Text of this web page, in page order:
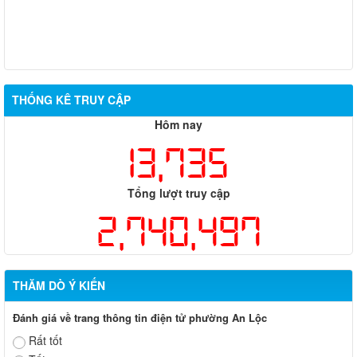
THỐNG KÊ TRUY CẬP
Hôm nay
13,735
Tổng lượt truy cập
2,740,497
THĂM DÒ Ý KIẾN
Đánh giá về trang thông tin điện tử phường An Lộc
Rất tốt